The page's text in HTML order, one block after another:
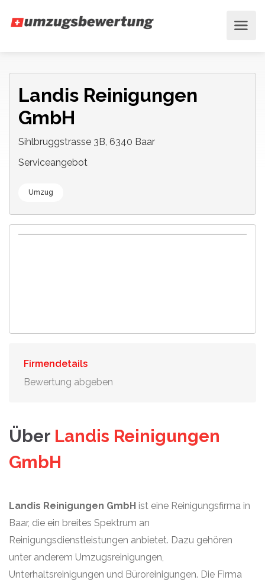
Landis Reinigungen
GmbH
Sihlbruggstrasse 3B, 6340 Baar
Serviceangebot
Umzug
Firmendetails
Bewertung abgeben
Über Landis Reinigungen
GmbH
Landis Reinigungen GmbH ist eine Reinigungsfirma in
Baar, die ein breites Spektrum an
Reinigungsdienstleistungen anbietet. Dazu gehören
unter anderem Umzugsreinigungen,
Unterhaltsreinigungen und Büroreinigungen. Die Firma